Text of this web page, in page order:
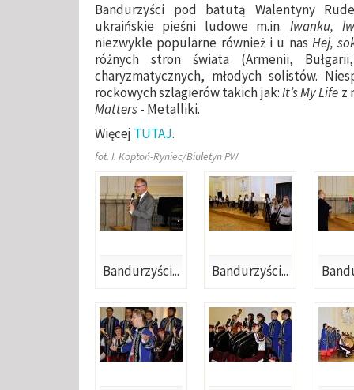
Bandurzyści pod batutą Walentyny
ukraińskie pieśni ludowe m.in.Iwanku,
niezwykle popularne również i u nas Hej,
różnych stron świata (Armenii,
charyzmatycznych, młodych solistów.
rockowych szlagierów takich jak:It’s My Life z
Matters- Metalliki.
Więcej TUTAJ.
fot. I. Koptoń-Ryniec/Biuletyn PW
Bandurzyści... Bandurzyści...